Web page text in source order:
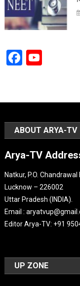
Facebook
ABOUT ARYA-TV
Arya-TV
Natkur, P.O.
Lucknow – 226002
Uttar Pradesh (INDIA).
Email :
Editor Arya-TV: +91
UP ZONE